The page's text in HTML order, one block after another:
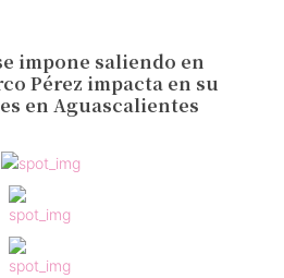
impone saliendo en
Pérez impacta en su
en Aguascalientes